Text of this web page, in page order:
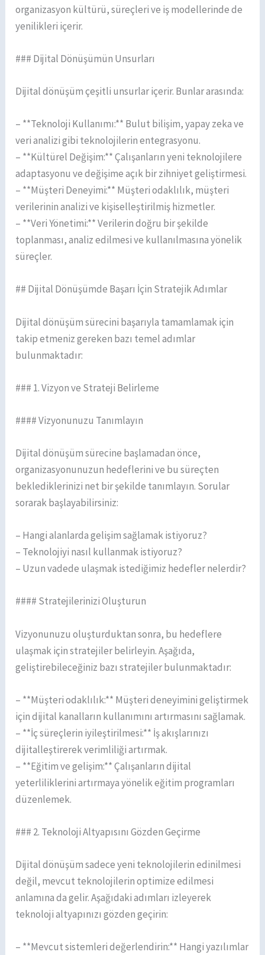
organizasyon kültürü, süreçleri ve iş modellerinde de
yenilikleri içerir.
### Dijital Dönüşümün Unsurları
Dijital dönüşüm çeşitli unsurlar içerir. Bunlar arasında:
– **Teknoloji Kullanımı:** Bulut bilişim, yapay zeka ve
veri analizi gibi teknolojilerin entegrasyonu.
– **Kültürel Değişim:** Çalışanların yeni teknolojilere
adaptasyonu ve değişime açık bir zihniyet geliştirmesi.
– **Müşteri Deneyimi:** Müşteri odaklılık, müşteri
verilerinin analizi ve kişiselleştirilmiş hizmetler.
– **Veri Yönetimi:** Verilerin doğru bir şekilde
toplanması, analiz edilmesi ve kullanılmasına yönelik
süreçler.
## Dijital Dönüşümde Başarı İçin Stratejik Adımlar
Dijital dönüşüm sürecini başarıyla tamamlamak için
takip etmeniz gereken bazı temel adımlar
bulunmaktadır:
### 1. Vizyon ve Strateji Belirleme
#### Vizyonunuzu Tanımlayın
Dijital dönüşüm sürecine başlamadan önce,
organizasyonunuzun hedeflerini ve bu süreçten
beklediklerinizi net bir şekilde tanımlayın. Sorular
sorarak başlayabilirsiniz:
– Hangi alanlarda gelişim sağlamak istiyoruz?
– Teknolojiyi nasıl kullanmak istiyoruz?
– Uzun vadede ulaşmak istediğimiz hedefler nelerdir?
#### Stratejilerinizi Oluşturun
Vizyonunuzu oluşturduktan sonra, bu hedeflere
ulaşmak için stratejiler belirleyin. Aşağıda,
geliştirebileceğiniz bazı stratejiler bulunmaktadır:
– **Müşteri odaklılık:** Müşteri deneyimini geliştirmek
için dijital kanalların kullanımını artırmasını sağlamak.
– **İç süreçlerin iyileştirilmesi:** İş akışlarınızı
dijitalleştirerek verimliliği artırmak.
– **Eğitim ve gelişim:** Çalışanların dijital
yeterliliklerini artırmaya yönelik eğitim programları
düzenlemek.
### 2. Teknoloji Altyapısını Gözden Geçirme
Dijital dönüşüm sadece yeni teknolojilerin edinilmesi
değil, mevcut teknolojilerin optimize edilmesi
anlamına da gelir. Aşağıdaki adımları izleyerek
teknoloji altyapınızı gözden geçirin:
– **Mevcut sistemleri değerlendirin:** Hangi yazılımlar